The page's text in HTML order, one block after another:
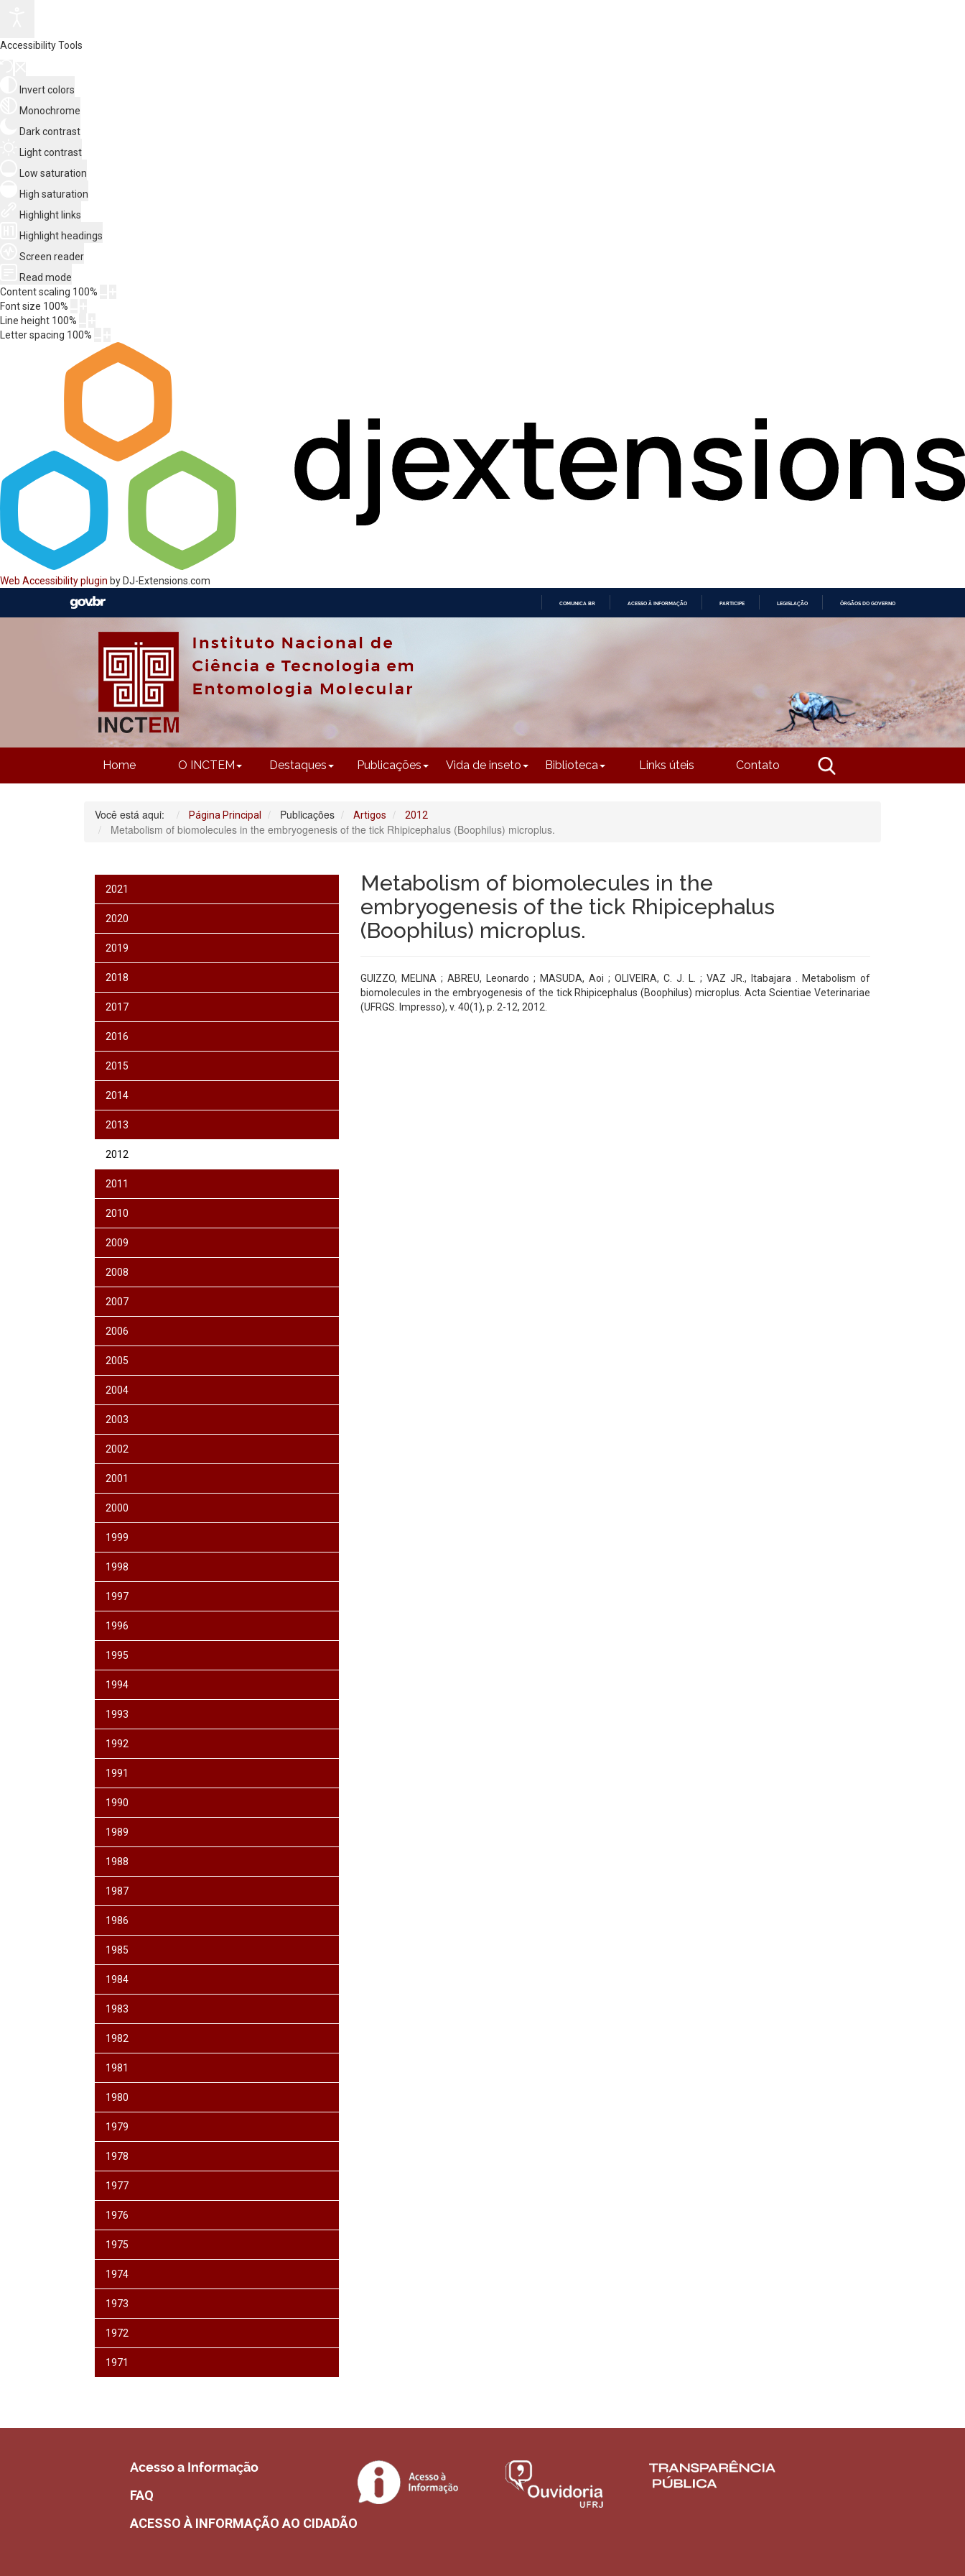
Accessibility Tools
Invert colors
Monochrome
Dark contrast
Light contrast
Low saturation
High saturation
Highlight links
Highlight headings
Screen reader
Read mode
Content scaling 100%
Font size 100%
Line height 100%
Letter spacing 100%
Web Accessibility plugin by DJ-Extensions.com
COMUNICA BR ACESSO À INFORMAÇÃO PARTICIPE LEGISLAÇÃO ÓRGÃOS DO GOVERNO
Home O INCTEM Destaques Publicações Vida de inseto Biblioteca Links úteis Contato
Você está aqui: Página Principal Publicações Artigos 2012
Metabolism of biomolecules in the embryogenesis of the tick Rhipicephalus (Boophilus) microplus.
2021
2020
2019
2018
2017
2016
2015
2014
2013
2012
2011
2010
2009
2008
2007
2006
2005
2004
2003
2002
2001
2000
1999
1998
1997
1996
1995
1994
1993
1992
1991
1990
1989
1988
1987
1986
1985
1984
1983
1982
1981
1980
1979
1978
1977
1976
1975
1974
1973
1972
1971
Metabolism of biomolecules in the
embryogenesis of the tick Rhipicephalus
(Boophilus) microplus.
GUIZZO, MELINA ; ABREU, Leonardo ; MASUDA, Aoi ; OLIVEIRA, C. J. L. ; VAZ JR., Itabajara . Metabolism of
biomolecules in the embryogenesis of the tick Rhipicephalus (Boophilus) microplus. Acta Scientiae Veterinariae
(UFRGS. Impresso), v. 40(1), p. 2-12, 2012.
Acesso a Informação
FAQ
ACESSO À INFORMAÇÃO AO CIDADÃO